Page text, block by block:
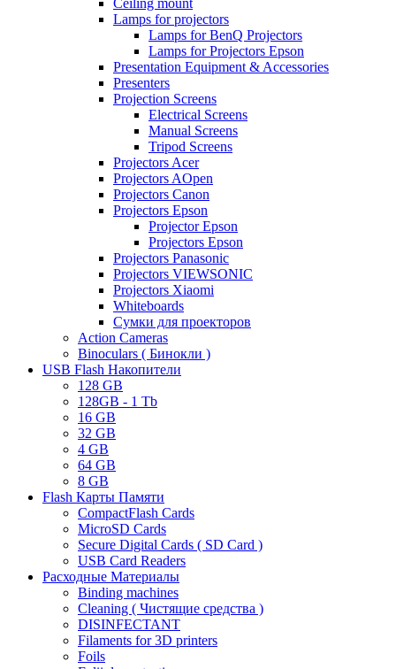
Ceiling mount
Lamps for projectors
Lamps for BenQ Projectors
Lamps for Projectors Epson
Presentation Equipment & Accessories
Presenters
Projection Screens
Electrical Screens
Manual Screens
Tripod Screens
Projectors Acer
Projectors AOpen
Projectors Canon
Projectors Epson
Projector Epson
Projectors Epson
Projectors Panasonic
Projectors VIEWSONIC
Projectors Xiaomi
Whiteboards
Сумки для проекторов
Action Cameras
Binoculars ( Бинокли )
USB Flash Накопители
128 GB
128GB - 1 Tb
16 GB
32 GB
4 GB
64 GB
8 GB
Flash Карты Памяти
CompactFlash Cards
MicroSD Cards
Secure Digital Cards ( SD Card )
USB Card Readers
Расходные Материалы
Binding machines
Cleaning ( Чистящие средства )
DISINFECTANT
Filaments for 3D printers
Foils